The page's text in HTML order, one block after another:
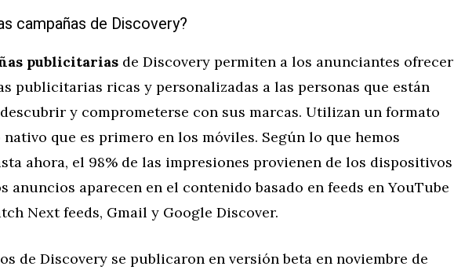
campañas de Discovery?
publicitarias de Discovery permiten a los anunciantes ofrecer
publicitarias ricas y personalizadas a las personas que están
y comprometerse con sus marcas. Utilizan un formato
que es primero en los móviles. Según lo que hemos
ahora, el 98% de las impresiones provienen de los dispositivos
anuncios aparecen en el contenido basado en feeds en YouTube
Next feeds, Gmail y Google Discover.
de Discovery se publicaron en versión beta en noviembre de